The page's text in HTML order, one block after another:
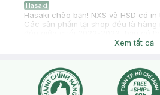
Hasaki
Hasaki chào bạn! NXS và HSD có
Các sản phẩm tại shop đều là hàng
Xem tất cả